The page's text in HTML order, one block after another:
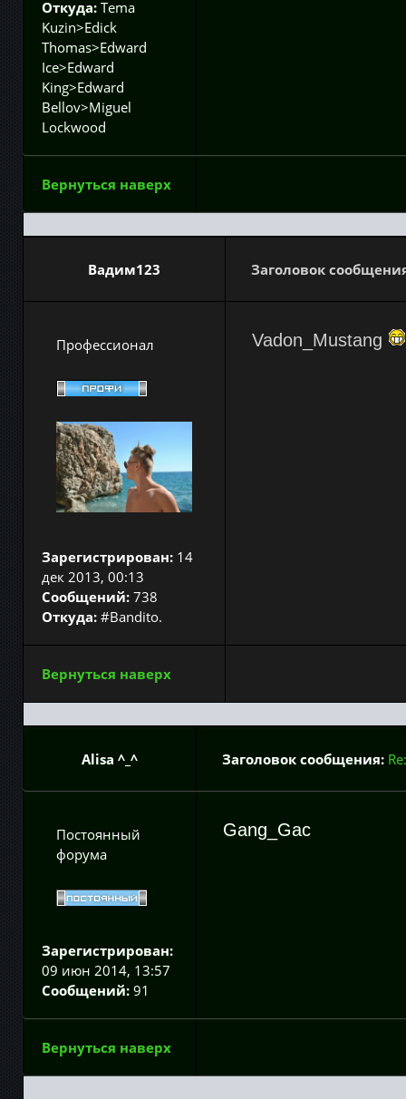
Откуда: Tema
Kuzin>Edick
Thomas>Edward
Ice>Edward
King>Edward
Bellov>Miguel
Lockwood
Вернуться наверх
Вадим123 Заголовок
Профессионал
Зарегистрирован: 14
дек 2013, 00:13
Сообщений: 738
Откуда: #Bandito.
Vadon_Mustang
Вернуться наверх
Alisa ^_^ Заголовок сообщения:
Постоянный
форума
Зарегистрирован:
09 июн 2014, 13:57
Сообщений: 91
Gang_Gac
Вернуться наверх